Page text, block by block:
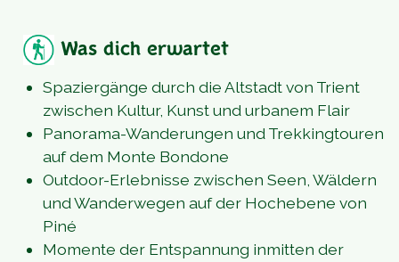
Was dich erwartet
Spaziergänge durch die Altstadt von Trient
zwischen Kultur, Kunst und urbanem Flair
Panorama-Wanderungen und Trekkingtouren
auf dem Monte Bondone
Outdoor-Erlebnisse zwischen Seen, Wäldern
und Wanderwegen auf der Hochebene von
Piné
Momente der Entspannung inmitten der